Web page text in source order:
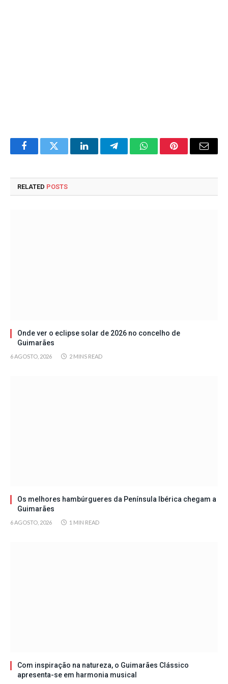
FacebookTwitter LinkedInTelegramWhatsAppPinterestEmail
RELATED POSTS
Onde ver o eclipse solar de 2026 no concelho de
Guimarães
6 AGOSTO, 2026 2 MINS READ
Os melhores hambúrgueres da Península Ibérica chegam a
Guimarães
6 AGOSTO, 2026 1 MIN READ
Com inspiração na natureza, o Guimarães Clássico
apresenta-se em harmonia musical